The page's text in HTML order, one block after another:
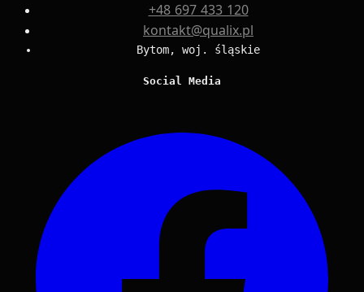
+48 697 433 120
kontakt@qualix.pl
Bytom, woj. śląskie
Social Media